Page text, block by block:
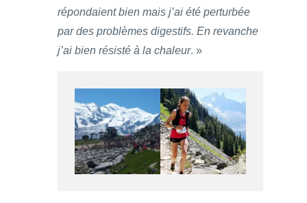
répondaient bien mais j’ai été perturbée
par des problèmes digestifs. En revanche
j’ai bien résisté à la chaleur. »